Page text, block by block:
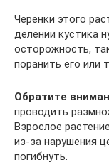
Черенки этого
делении кустика
осторожность,
поранить его или
Обратите
проводить
Взрослое
из-за нарушения
погибнуть.